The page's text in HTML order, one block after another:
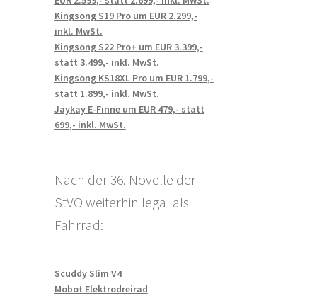
Kingsong S19 Pro um EUR 2.299,-
inkl. MwSt.
Kingsong S22 Pro+ um EUR 3.399,-
statt 3.499,- inkl. MwSt.
Kingsong KS18XL Pro um EUR 1.799,-
statt 1.899,- inkl. MwSt.
Jaykay E-Finne um EUR 479,- statt
699,- inkl. MwSt.
Nach der 36. Novelle der
StVO weiterhin legal als
Fahrrad:
Scuddy Slim V4
Mobot Elektrodreirad